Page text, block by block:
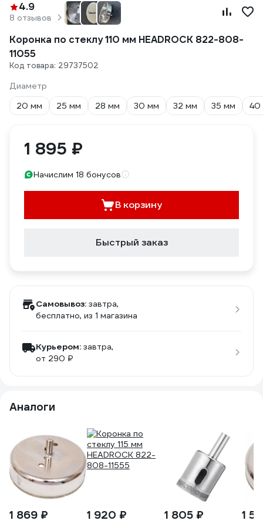
4.9
8 отзывов
Коронка по стеклу 110 мм HEADROCK 822-808-
11055
Код товара: 29737502
Диаметр
20 мм
25 мм 28 мм 30 мм 32 мм 35 мм 40
1 895 ₽
Начислим 18 бонусов
В корзину
Быстрый заказ
Самовывоз: завтра,
бесплатно, из 1 магазина
Курьером: завтра,
от 290 ₽
Аналоги
1 869 ₽ 1 920 ₽ 1 805 ₽ 1